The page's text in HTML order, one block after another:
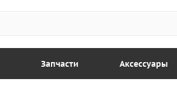
Запчасти Аксессуары